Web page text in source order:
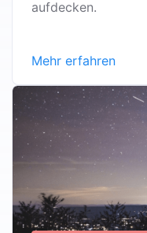
aufdecken.
Mehr erfahren